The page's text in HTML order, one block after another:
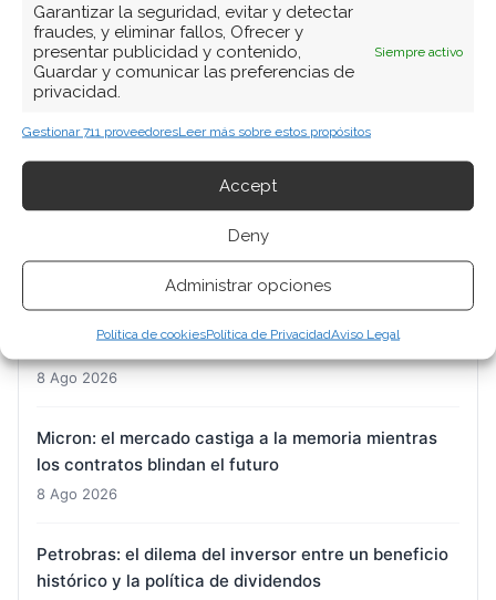
Garantizar la seguridad, evitar y detectar
fraudes, y eliminar fallos, Ofrecer y
presentar publicidad y contenido,
Guardar y comunicar las preferencias de
privacidad.
Siempre activo
Gestionar 711 proveedoresLeer más sobre estos propósitos
Accept
Deny
Administrar opciones
Política de cookiesPolítica de PrivacidadAviso Legal
8 Ago 2026
que nadie quiere ver
8 Ago 2026
Micron: el mercado castiga a la memoria mientras
los contratos blindan el futuro
8 Ago 2026
Petrobras: el dilema del inversor entre un beneficio
histórico y la política de dividendos